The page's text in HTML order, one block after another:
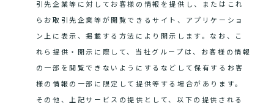
引先企業等に対してお客様の情報を提供し、またはこれ
らお取引先企業等が閲覧できるサイト、アプリケーショ
ン上に表示、掲載する方法により開示します。なお、こ
れら提供・開示に際して、当社グループは、お客様の情報
の一部を閲覧できないようにするなどして保有するお客
様の情報の一部に限定して提供等する場合があります。
その他、上記サービスの提供として、以下の提供される